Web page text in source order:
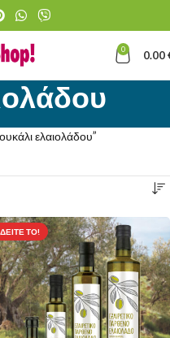
0 0.00
ελαιολάδου”
ΔΕΊΤΕ ΤΟ!